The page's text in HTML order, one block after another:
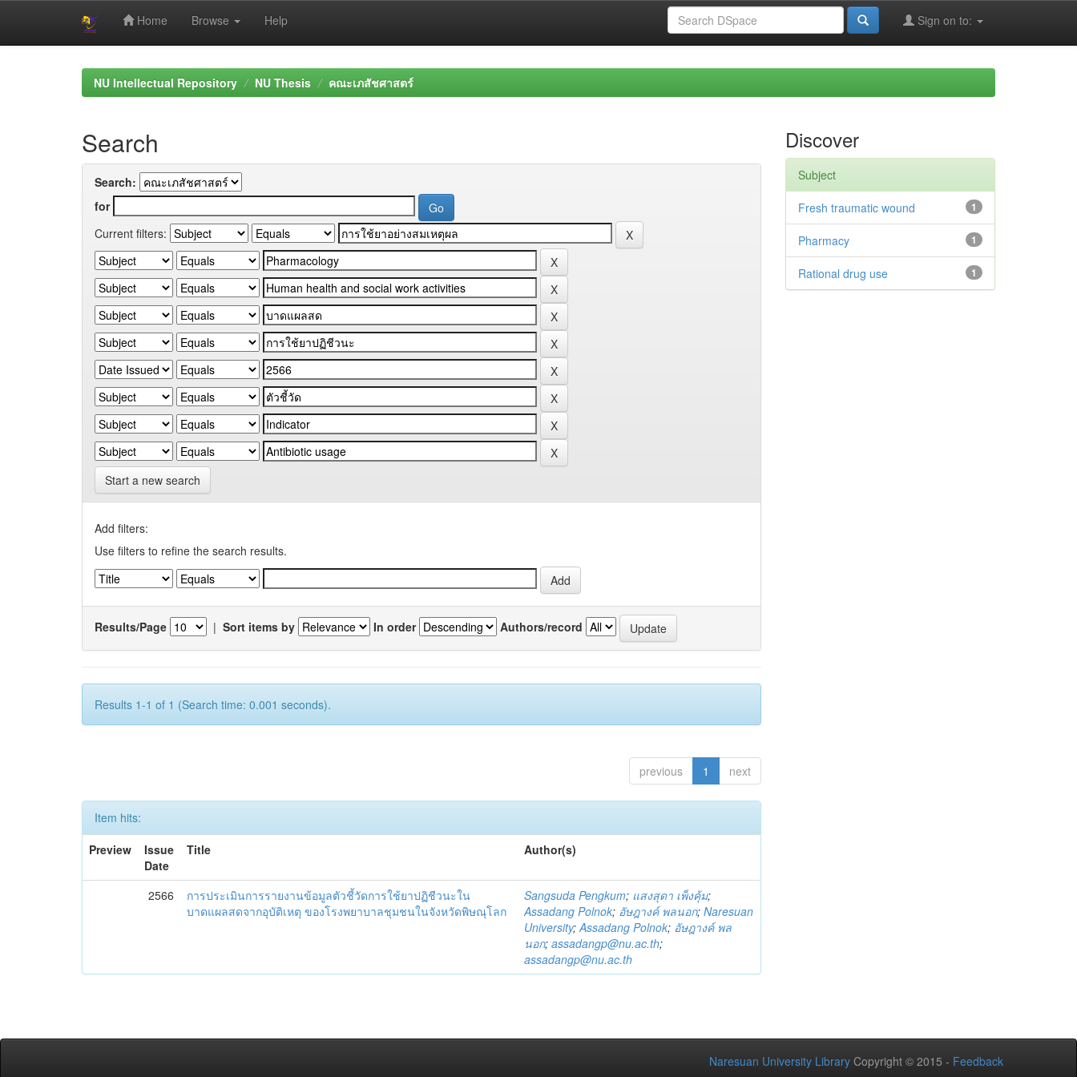
Home Browse Help Sign on to:
NU Intellectual Repository NU Thesis คณะเภสัชศาสตร์
Search
Search:
for
Current filters:
Start a new search
Add filters:
Use filters to refine the search results.
Results/Page | Sort items by In order Authors/record
Results 1-1 of 1 (Search time: 0.001 seconds).
previous 1 next
Item hits:
Preview
Issue
Date
Title Author(s)
2566
การประเมินการรายงานข้อมูลตัวชี้วัดการใช้ยาปฏิชีวนะใน
บาดแผลสดจากอุบัติเหตุ ของโรงพยาบาลชุมชนในจังหวัดพิษณุโลก
Sangsuda Pengkum; แสงสุดา เพ็งคุ้ม;
Assadang Polnok; อัษฎางค์ พลนอก;Naresuan
University;Assadang Polnok; อัษฎางค์ พล
นอก;assadangp@nu.ac.th;
assadangp@nu.ac.th
Discover
Subject
1
Fresh traumatic wound
1
Pharmacy
1
Rational drug use
Naresuan University Library Copyright © 2015 - Feedback